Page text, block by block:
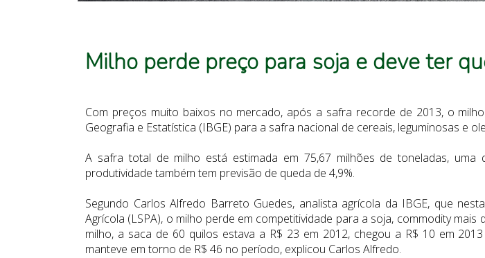
Milho perde preço para soja e deve ter
Com preços muito baixos no mercado, após a safra recorde de 2013, o
Geografia e Estatística (IBGE) para a safra nacional de cereais, leguminosas e
A safra total de milho está estimada em 75,67 milhões de toneladas,
produtividade também tem previsão de queda de 4,9%.
Segundo Carlos Alfredo Barreto Guedes, analista agrícola da IBGE, que
Agrícola (LSPA), o milho perde em competitividade para a soja, commodity
milho, a saca de 60 quilos estava a R$ 23 em 2012, chegou a R$ 10 em
manteve em torno de R$ 46 no período, explicou Carlos Alfredo.